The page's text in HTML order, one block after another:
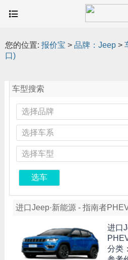
您的位置: 报价宝 > 品牌：Jeep >
口)
车型搜索
选择品牌
选择车系
选择车型
选车
进口Jeep·新能源 - 指南者
进口
分类